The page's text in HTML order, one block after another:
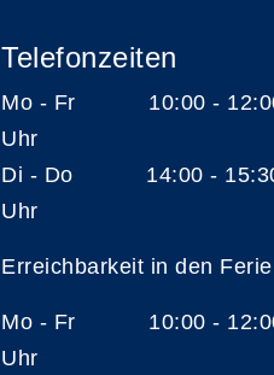
Telefonzeiten
Mo - Fr 10:00 -
Uhr
Di - Do 14:00 -
Uhr
Erreichbarkeit in den
Mo - Fr 10:00 -
Uhr